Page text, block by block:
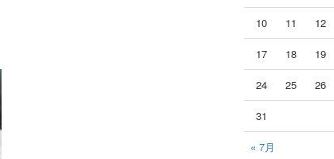
« 7月
10 11 12
17 18 19
24 25 26
31